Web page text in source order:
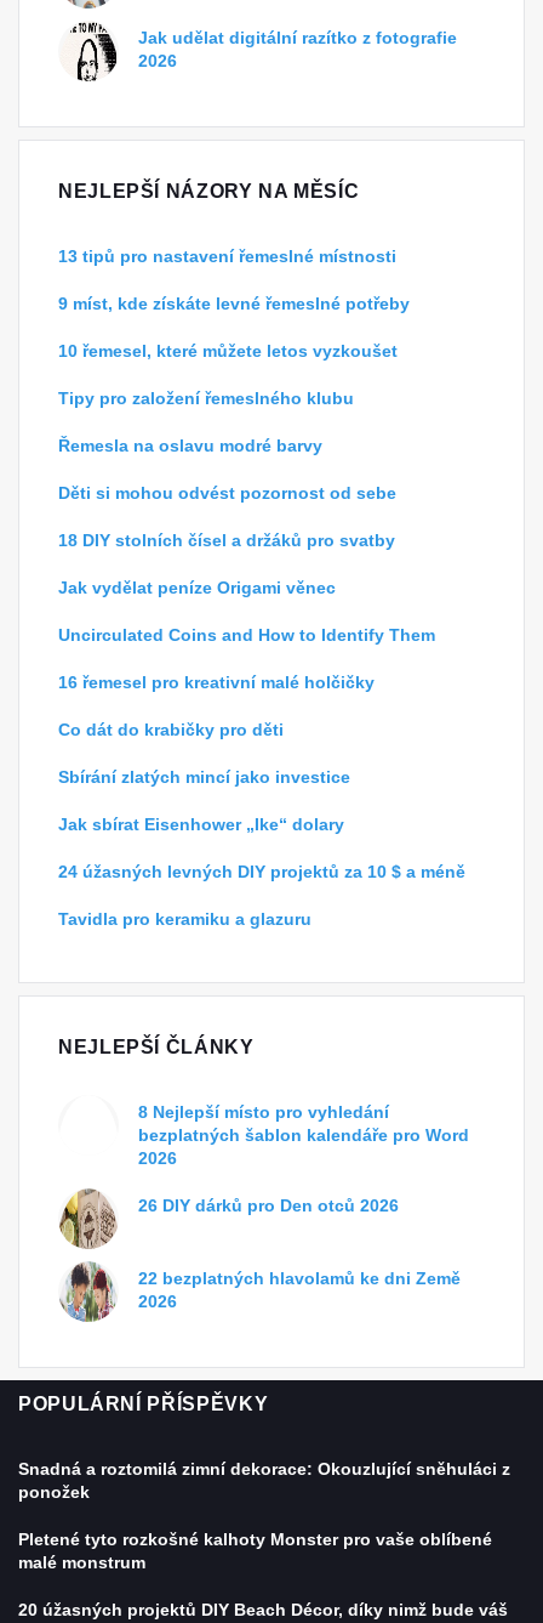
Jak udělat digitální razítko z fotografie
2026
NEJLEPŠÍ NÁZORY NA MĚSÍC
13 tipů pro nastavení řemeslné místnosti
9 míst, kde získáte levné řemeslné potřeby
10 řemesel, které můžete letos vyzkoušet
Tipy pro založení řemeslného klubu
Řemesla na oslavu modré barvy
Děti si mohou odvést pozornost od sebe
18 DIY stolních čísel a držáků pro svatby
Jak vydělat peníze Origami věnec
Uncirculated Coins and How to Identify Them
16 řemesel pro kreativní malé holčičky
Co dát do krabičky pro děti
Sbírání zlatých mincí jako investice
Jak sbírat Eisenhower „Ike“ dolary
24 úžasných levných DIY projektů za 10 $ a méně
Tavidla pro keramiku a glazuru
NEJLEPŠÍ ČLÁNKY
8 Nejlepší místo pro vyhledání
bezplatných šablon kalendáře pro Word
2026
26 DIY dárků pro Den otců 2026
22 bezplatných hlavolamů ke dni Země
2026
POPULÁRNÍ PŘÍSPĚVKY
Snadná a roztomilá zimní dekorace: Okouzlující sněhuláci z
ponožek
Pletené tyto rozkošné kalhoty Monster pro vaše oblíbené
malé monstrum
20 úžasných projektů DIY Beach Décor, díky nimž bude váš